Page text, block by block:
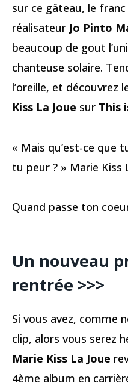
sur ce gâteau, le
réalisateur Jo Pinto
beaucoup de gout
chanteuse solaire.
l’oreille, et découvrez
Kiss La Joue sur This
« Mais qu’est-ce que
tu peur ? » Marie Kiss
Quand passe ton
Un nouveau
rentrée >>>
Si vous avez, comme
clip, alors vous serez
Marie Kiss La Joue
4ème album en